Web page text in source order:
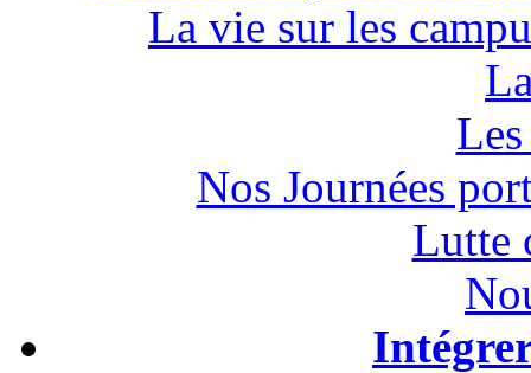
La vie sur les
Nos Journées
Lutte